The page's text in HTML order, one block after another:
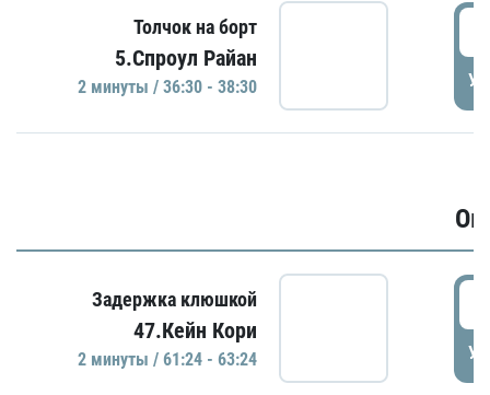
Толчок на борт
5.Спроул Райан
2 минуты / 36:30 - 38:30
Задержка клюшкой
47.Кейн Кори
2 минуты / 61:24 - 63:24